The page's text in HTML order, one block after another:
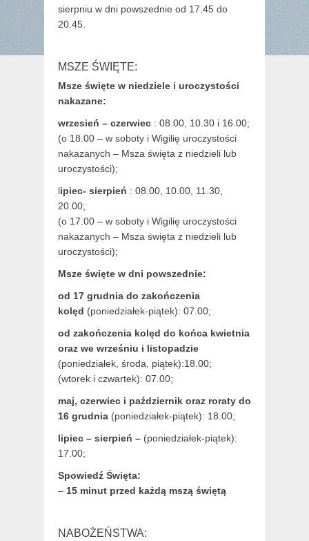
sierpniu w dni powszednie od 17.45 do
20.45.
MSZE ŚWIĘTE:
Msze święte w niedziele i uroczystości
nakazane:
wrzesień – czerwiec : 08.00, 10.30 i 16.00;
(o 18.00 – w soboty i Wigilię uroczystości
nakazanych – Msza święta z niedzieli lub
uroczystości);
lipiec- sierpień : 08.00, 10.00, 11.30,
20.00;
(o 17.00 – w soboty i Wigilię uroczystości
nakazanych – Msza święta z niedzieli lub
uroczystości);
Msze święte w dni powszednie:
od 17 grudnia do zakończenia
kolęd (poniedziałek-piątek): 07.00;
od zakończenia kolęd do końca kwietnia
oraz we wrześniu i listopadzie
(poniedziałek, środa, piątek):18.00;
(wtorek i czwartek): 07.00;
maj, czerwiec i październik oraz roraty do
16 grudnia (poniedziałek-piątek): 18.00;
lipiec – sierpień – (poniedziałek-piątek):
17.00;
Spowiedź Święta:
– 15 minut przed każdą mszą świętą
NABOŻEŃSTWA: